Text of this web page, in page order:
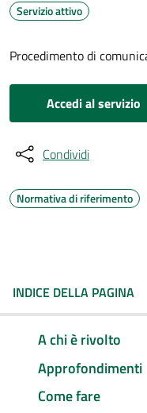
Servizio attivo
Procedimento di
Accedi al servizio
Condividi
Normativa di riferimento
INDICE DELLA PAGINA
A chi è rivolto
Approfondimenti
Come fare